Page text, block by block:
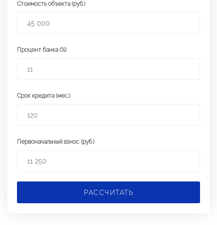
Стоимость объекта (руб.)
Процент банка (%)
Срок кредита (мес.)
Первоначальный взнос (руб.)
РАССЧИТАТЬ